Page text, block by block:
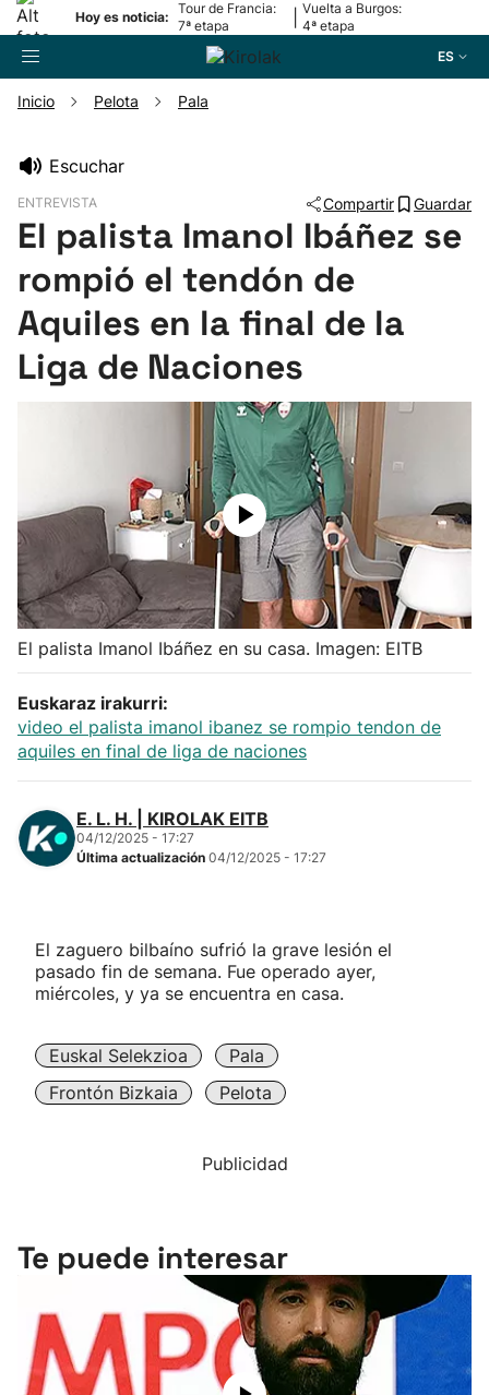
Hoy es noticia:
Tour de Francia:
7ª etapa
Vuelta a Burgos:
4ª etapa
ES
Pelota
Remo
Baloncesto
Herri-kirolak
Balonmano
Kirolak 360
Atletismo
Carreras de montaña
Más deportes
Inicio Pelota Pala
Escuchar
ENTREVISTA Compartir Guardar
El palista Imanol Ibáñez se
rompió el tendón de
Aquiles en la final de la
Liga de Naciones
El palista Imanol Ibáñez en su casa. Imagen: EITB
Euskaraz irakurri:
video el palista imanol ibanez se rompio tendon de
aquiles en final de liga de naciones
E. L. H. | KIROLAK EITB
04/12/2025 - 17:27
Última actualización 04/12/2025 - 17:27
El zaguero bilbaíno sufrió la grave lesión el
pasado fin de semana. Fue operado ayer,
miércoles, y ya se encuentra en casa.
Euskal Selekzioa
Pala
Frontón Bizkaia
Pelota
Publicidad
Te puede interesar